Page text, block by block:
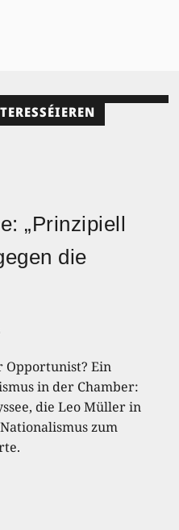
„Prinzipiell
die
Opportunist? Ein
in der Chamber:
die Leo Müller in
zum